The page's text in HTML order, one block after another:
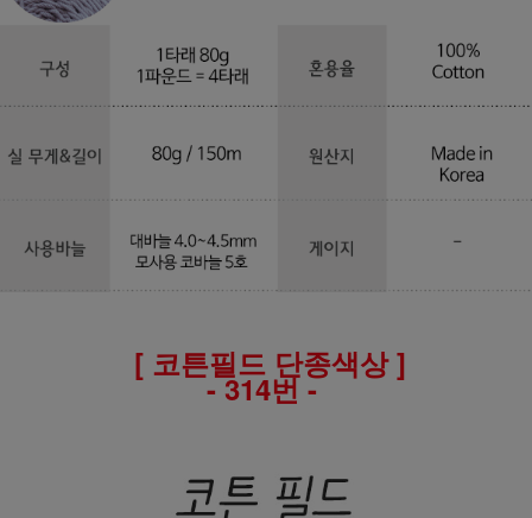
[ 코튼필드 단종색상 ]
- 314번 -